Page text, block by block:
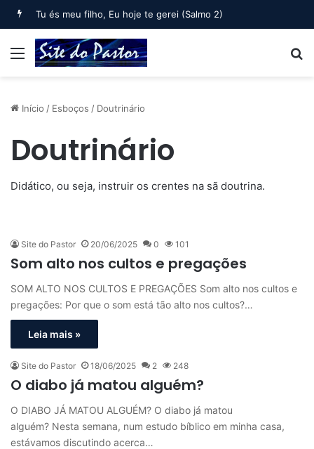
Tu és meu filho, Eu hoje te gerei (Salmo 2)
Menu
Início / Esboços / Doutrinário
Doutrinário
Didático, ou seja, instruir os crentes na sã doutrina.
Site do Pastor 20/06/2025 0 101
Som alto nos cultos e pregações
SOM ALTO NOS CULTOS E PREGAÇÕES Som alto nos cultos e
pregações: Por que o som está tão alto nos cultos?…
Leia mais »
Site do Pastor 18/06/2025 2 248
O diabo já matou alguém?
O DIABO JÁ MATOU ALGUÉM? O diabo já matou
alguém? Nesta semana, num estudo bíblico em minha casa,
estávamos discutindo acerca…